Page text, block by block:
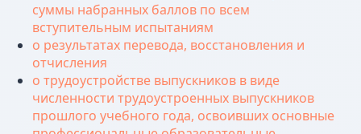
суммы набранных баллов по всем
вступительным испытаниям
о результатах перевода, восстановления и
отчисления
о трудоустройстве выпускников в виде
численности трудоустроенных выпускников
прошлого учебного года, освоивших основные